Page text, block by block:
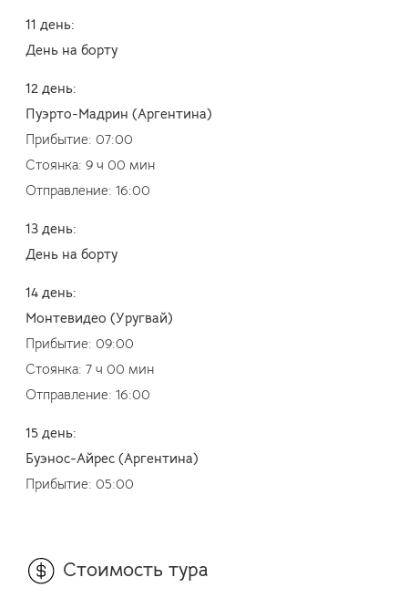
11 день:
День на борту
12 день:
Пуэрто-Мадрин (Аргентина)
Прибытие: 07:00
Стоянка: 9 ч 00 мин
Отправление: 16:00
13 день:
День на борту
14 день:
Монтевидео (Уругвай)
Прибытие: 09:00
Стоянка: 7 ч 00 мин
Отправление: 16:00
15 день:
Буэнос-Айрес (Аргентина)
Прибытие: 05:00
Стоимость тура